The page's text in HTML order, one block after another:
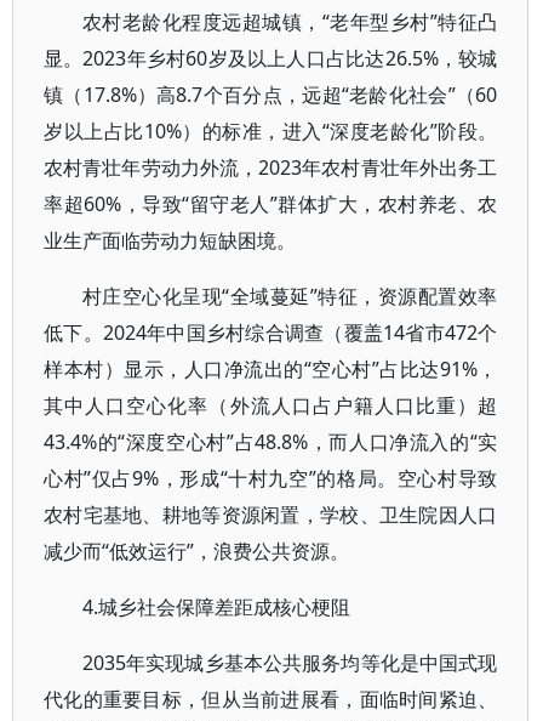
农村老龄化程度远超城镇，“老年型乡村”特征凸
显。2023年乡村60岁及以上人口占比达26.5%，较城
镇（17.8%）高8.7个百分点，远超“老龄化社会”（60
岁以上占比10%）的标准，进入“深度老龄化”阶段。
农村青壮年劳动力外流，2023年农村青壮年外出务工
率超60%，导致“留守老人”群体扩大，农村养老、农
业生产面临劳动力短缺困境。
村庄空心化呈现“全域蔓延”特征，资源配置效率
低下。2024年中国乡村综合调查（覆盖14省市472个
样本村）显示，人口净流出的“空心村”占比达91%，
其中人口空心化率（外流人口占户籍人口比重）超
43.4%的“深度空心村”占48.8%，而人口净流入的“实
心村”仅占9%，形成“十村九空”的格局。空心村导致
农村宅基地、耕地等资源闲置，学校、卫生院因人口
减少而“低效运行”，浪费公共资源。
4.城乡社会保障差距成核心梗阻
2035年实现城乡基本公共服务均等化是中国式现
代化的重要目标，但从当前进展看，面临时间紧迫、